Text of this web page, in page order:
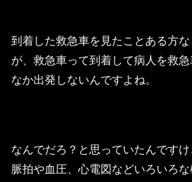
到着した救急車を見たことある方
が、救急車って到着して病人を救
なか出発しないんですよね。
なんでだろ？と思っていたんですけ
脈拍や血圧、心電図などいろいろ